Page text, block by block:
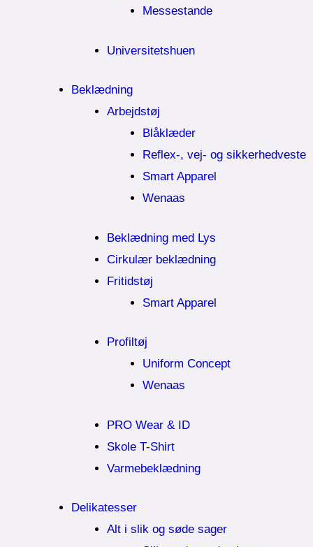
Messestande
Universitetshuen
Beklædning
Arbejdstøj
Blåklæder
Reflex-, vej- og sikkerhedveste
Smart Apparel
Wenaas
Beklædning med Lys
Cirkulær beklædning
Fritidstøj
Smart Apparel
Profiltøj
Uniform Concept
Wenaas
PRO Wear & ID
Skole T-Shirt
Varmebeklædning
Delikatesser
Alt i slik og søde sager